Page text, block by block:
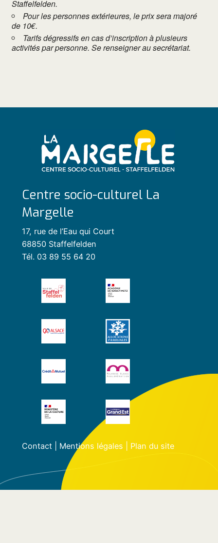
Staffelfelden.
Pour les personnes extérieures, le prix sera majoré
de 10€.
Tarifs dégressifs en cas d’inscription à plusieurs
activités par personne. Se renseigner au secrétariat.
Centre socio-culturel La
Margelle
17, rue de l’Eau qui Court
68850 Staffelfelden
Tél. 03 89 55 64 20
Contact| Mentions légales Plan du site